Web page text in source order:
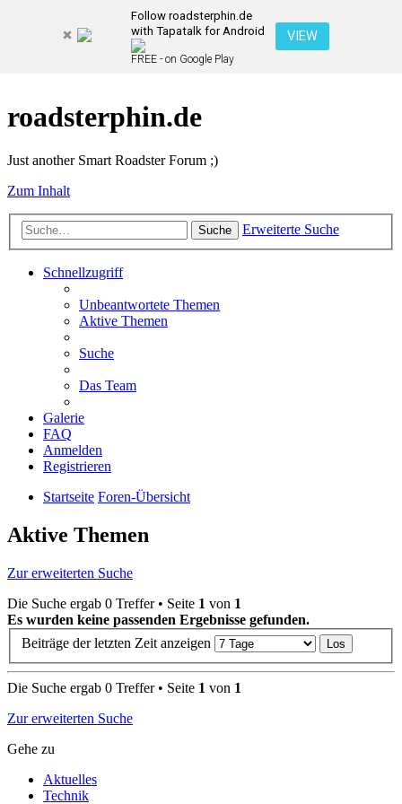
Follow roadsterphin.de
with Tapatalk for Android
FREE - on Google Play
VIEW
roadsterphin.de
Just another Smart Roadster Forum ;)
Zum Inhalt
Suche Erweiterte Suche
Schnellzugriff
Unbeantwortete Themen
Aktive Themen
Suche
Das Team
Galerie
FAQ
Anmelden
Registrieren
Startseite Foren-Übersicht
Aktive Themen
Zur erweiterten Suche
Die Suche ergab 0 Treffer • Seite 1 von 1
Es wurden keine passenden Ergebnisse gefunden.
Beiträge der letzten Zeit anzeigen
Die Suche ergab 0 Treffer • Seite 1 von 1
Zur erweiterten Suche
Gehe zu
Aktuelles
Technik